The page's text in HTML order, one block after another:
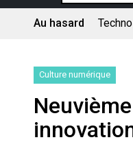
Au hasard
Le
Culture numérique